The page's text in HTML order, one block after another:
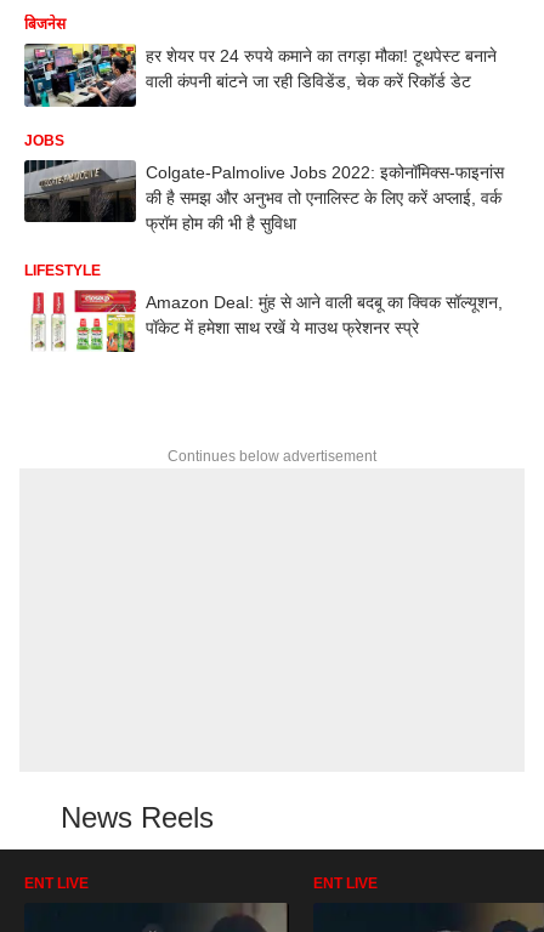
बिजनेस
हर शेयर पर 24 रुपये कमाने का तगड़ा मौका! टूथपेस्ट बनाने
वाली कंपनी बांटने जा रही डिविडेंड, चेक करें रिकॉर्ड डेट
JOBS
Colgate-Palmolive Jobs 2022: इकोनॉमिक्स-फाइनांस
की है समझ और अनुभव तो एनालिस्ट के लिए करें अप्लाई, वर्क
फ्रॉम होम की भी है सुविधा
LIFESTYLE
Amazon Deal: मुंह से आने वाली बदबू का क्विक सॉल्यूशन,
पॉकेट में हमेशा साथ रखें ये माउथ फ्रेशनर स्प्रे
Continues below advertisement
News Reels
ENT LIVE ENT LIVE